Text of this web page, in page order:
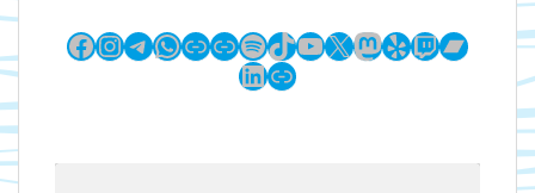
Facebook
Instagram
Telegram
WhatsApp
LinkLinkSpotify
TikTok
YouTube
X Mastodon
YelpTwitch
LinkedIn
Link